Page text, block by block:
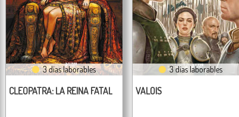
3 días laborables
CLEOPATRA: LA REINA FATAL
3 días laborables
VALOIS